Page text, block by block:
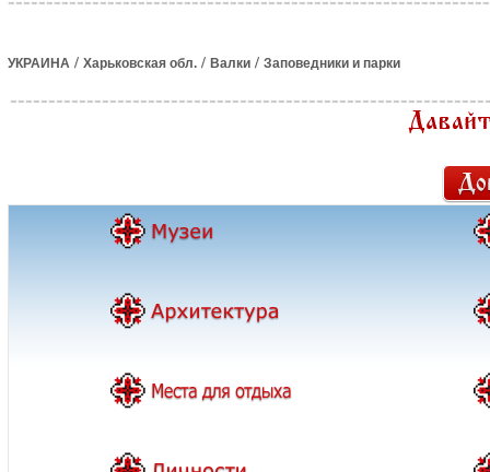
УКРАИНА / Харьковская обл. / Валки / Заповедники и парки